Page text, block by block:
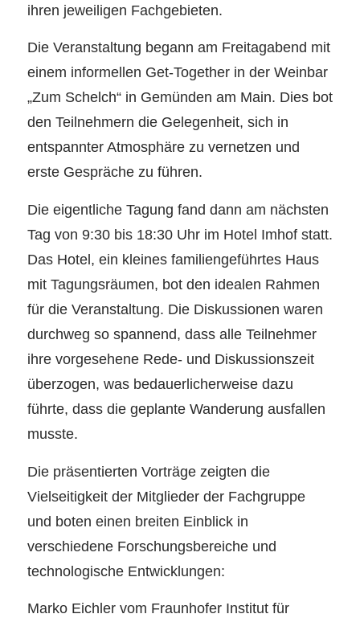
ihren jeweiligen Fachgebieten.
Die Veranstaltung begann am Freitagabend mit
einem informellen Get-Together in der Weinbar
„Zum Schelch“ in Gemünden am Main. Dies bot
den Teilnehmern die Gelegenheit, sich in
entspannter Atmosphäre zu vernetzen und
erste Gespräche zu führen.
Die eigentliche Tagung fand dann am nächsten
Tag von 9:30 bis 18:30 Uhr im Hotel Imhof statt.
Das Hotel, ein kleines familiengeführtes Haus
mit Tagungsräumen, bot den idealen Rahmen
für die Veranstaltung. Die Diskussionen waren
durchweg so spannend, dass alle Teilnehmer
ihre vorgesehene Rede- und Diskussionszeit
überzogen, was bedauerlicherweise dazu
führte, dass die geplante Wanderung ausfallen
musste.
Die präsentierten Vorträge zeigten die
Vielseitigkeit der Mitglieder der Fachgruppe
und boten einen breiten Einblick in
verschiedene Forschungsbereiche und
technologische Entwicklungen:
Marko Eichler vom Fraunhofer Institut für